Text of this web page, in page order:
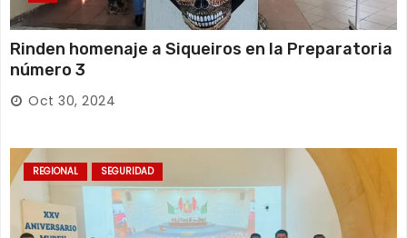
Rinden homenaje a Siqueiros en la Preparatoria
número 3
Oct 30, 2024
REGIONAL SEGURIDAD